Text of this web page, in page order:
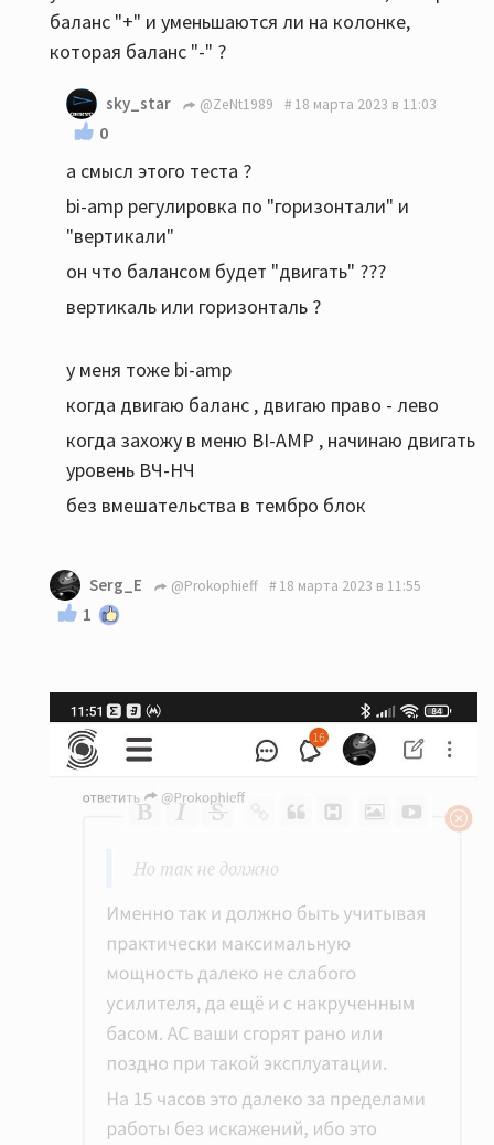
баланс "+" и уменьшаются ли на колонке,
которая баланс "-" ?
sky_star @ZeNt1989 18 марта 2023 в 11:03
0
а смысл этого теста ?
bi-amp регулировка по "горизонтали" и
"вертикали"
он что балансом будет "двигать" ???
вертикаль или горизонталь ?
у меня тоже bi-amp
когда двигаю баланс , двигаю право - лево
когда захожу в меню BI-AMP , начинаю двигать
уровень ВЧ-НЧ
без вмешательства в тембро блок
Serg_E @Prokophieff 18 марта 2023 в 11:55
1